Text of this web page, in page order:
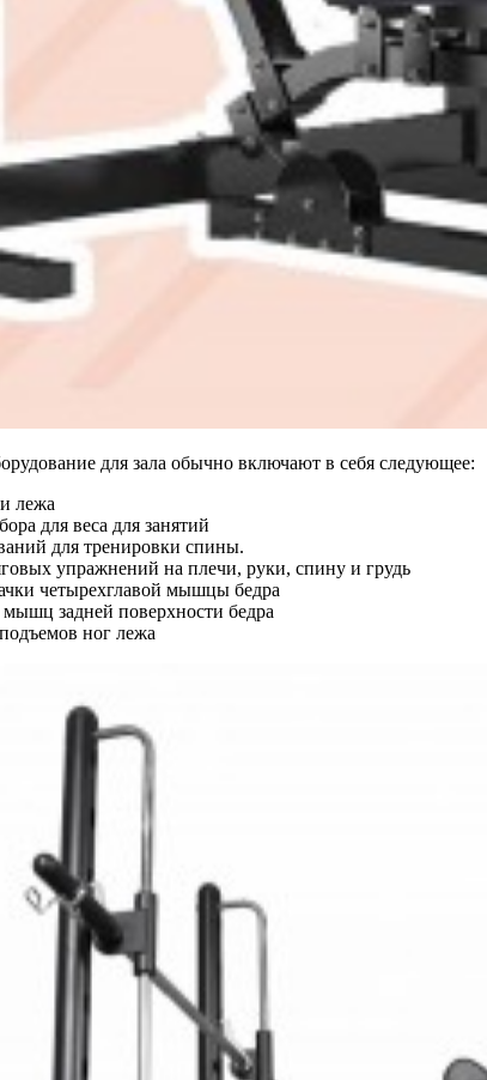
для зала обычно включают в себя следующее:
лежа
для веса для занятий
для тренировки спины.
упражнений на плечи, руки, спину и грудь
четырехглавой мышцы бедра
задней поверхности бедра
ног лежа